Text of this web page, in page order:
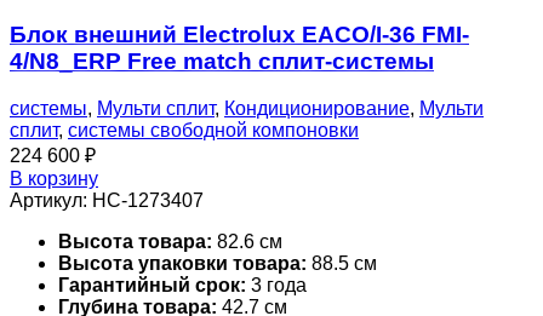
Блок внешний Electrolux EACO/I-36 FMI-
4/N8_ERP Free match сплит-системы
системы, Мульти сплит, Кондиционирование, Мульти
сплит, системы свободной компоновки
224 600 ₽
В корзину
Артикул: НС-1273407
Высота товара: 82.6 см
Высота упаковки товара: 88.5 см
Гарантийный срок: 3 года
Глубина товара: 42.7 см